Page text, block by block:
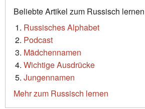
Beliebte Artikel zum Russisch lernen
Russisches Alphabet
Podcast
Mädchennamen
Wichtige Ausdrücke
Jungennamen
Mehr zum Russisch lernen